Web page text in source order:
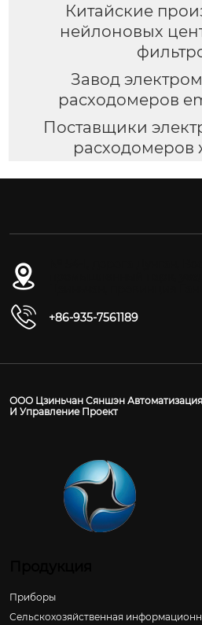
Китайские
нейлоновых
Завод
расходомеров
Поставщики
расходомеров
+86-935-7561189
ООО Цзиньчан Сяншэн
И Управление Проект
Приборы
Сельскохозяйственная